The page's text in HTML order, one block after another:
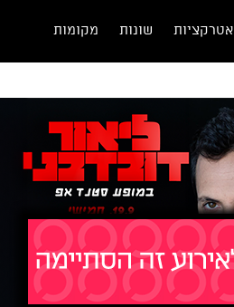
אטרקציות שונות מקומות